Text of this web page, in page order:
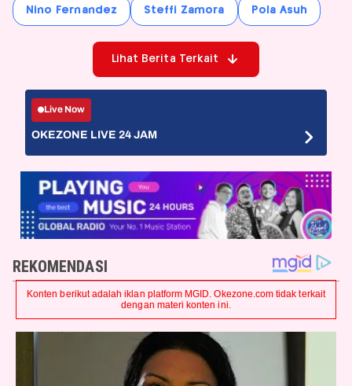
Nino Fernandez Steffi Zamora Pola Asuh
Lihat Berita Terkait
Live Now
OKEZONE LIVE 24 JAM